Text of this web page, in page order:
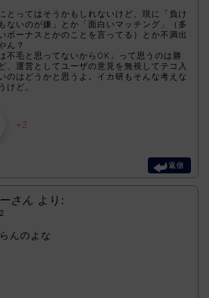
とってはそうかもしれないけど、現に「負け
ないのが嫌」とか「面白いマッチング」（多
ボーナスとかのことを言ってる）とか不満出
ん？
は不毛と思ってないからOK」って思うのは勝
、運営としてユーザの意見を無視してテコ入
のはどうかと思うよ。イカ研もそんな考えな
けど。
+2
返信
さん より:
んのよな